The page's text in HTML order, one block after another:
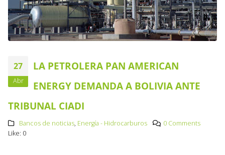
27
Abr
LA PETROLERA PAN AMERICAN
ENERGY DEMANDA A BOLIVIA ANTE
TRIBUNAL CIADI
Bancos de noticias, Energía - Hidrocarburos
0 Comments
Like: 0